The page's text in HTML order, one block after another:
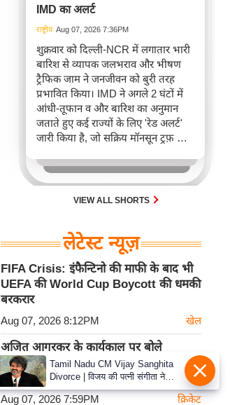
IMD का अलर्ट
राष्ट्रीय Aug 07, 2026 7:36PM
शुक्रवार को दिल्ली-NCR में लगातार भारी
बारिश से व्यापक जलभराव और भीषण
ट्रैफिक जाम ने जनजीवन को बुरी तरह
प्रभावित किया। IMD ने अगले 2 घंटों में
आंधी-तूफान व और बारिश का अनुमान
जताते हुए कई राज्यों के लिए 'रेड अलर्ट'
जारी किया है, जो सक्रिय मॉनसून ट्रफ़ और
जिससे यातायात बाधित होने के साथ-साथ
सफदरजंग अस्पताल में भी जलभराव की
स्थिति बनी।VIEW ALL SHORTS
लेटेस्ट न्यूज़
FIFA Crisis: इंफैन्टिनो की माफी के बाद भी
UEFA की World Cup Boycott की धमकी
बरकरार
Aug 07, 2026 8:12PM खेल
अजित आगरकर के कार्यकाल पर बोले
Wasim Jaffer, नतीजों के दम पर Chief
Selector को बताया पूरी तरह सफल
Aug 07, 2026 7:59PM क्रिकेट
Tamil Nadu CM Vijay Sanghita
Divorce | विजय की पत्नी संगीता ने
वापस ली तलाक की अर्जी, कोर्ट ने मामले
को किया निपटाया